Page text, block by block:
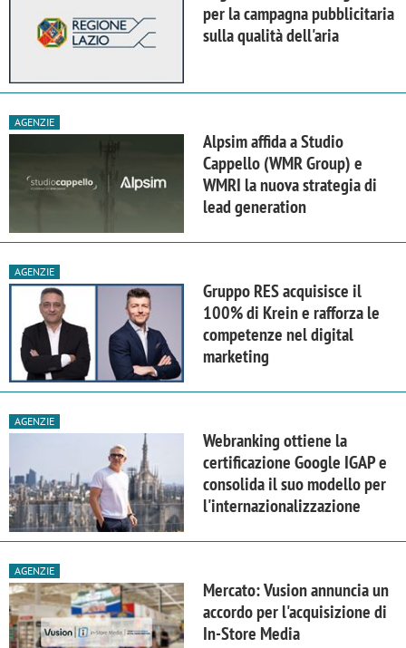
per la campagna pubblicitaria
sulla qualità dell'aria
AGENZIE
Alpsim affida a Studio
Cappello (WMR Group) e
WMRI la nuova strategia di
lead generation
AGENZIE
Gruppo RES acquisisce il
100% di Krein e rafforza le
competenze nel digital
marketing
AGENZIE
Webranking ottiene la
certificazione Google IGAP e
consolida il suo modello per
l'internazionalizzazione
AGENZIE
Mercato: Vusion annuncia un
accordo per l'acquisizione di
In-Store Media